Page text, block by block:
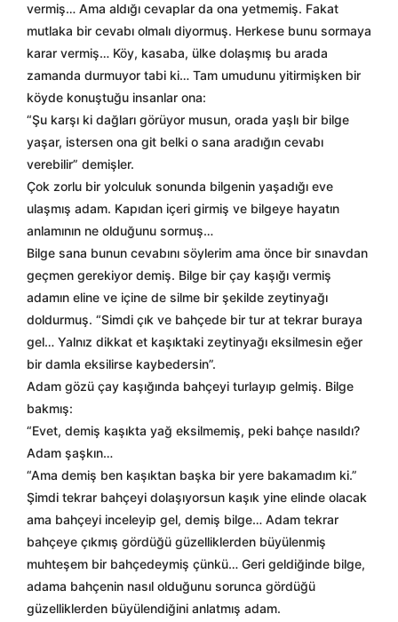
vermiş… Ama aldığı cevaplar da ona yetmemiş. Fakat
mutlaka bir cevabı olmalı diyormuş. Herkese bunu sormaya
karar vermiş… Köy, kasaba, ülke dolaşmış bu arada
zamanda durmuyor tabi ki… Tam umudunu yitirmişken bir
köyde konuştuğu insanlar ona:
“Şu karşı ki dağları görüyor musun, orada yaşlı bir bilge
yaşar, istersen ona git belki o sana aradığın cevabı
verebilir” demişler.
Çok zorlu bir yolculuk sonunda bilgenin yaşadığı eve
ulaşmış adam. Kapıdan içeri girmiş ve bilgeye hayatın
anlamının ne olduğunu sormuş…
Bilge sana bunun cevabını söylerim ama önce bir sınavdan
geçmen gerekiyor demiş. Bilge bir çay kaşığı vermiş
adamın eline ve içine de silme bir şekilde zeytinyağı
doldurmuş. “Simdi çık ve bahçede bir tur at tekrar buraya
gel… Yalnız dikkat et kaşıktaki zeytinyağı eksilmesin eğer
bir damla eksilirse kaybedersin”.
Adam gözü çay kaşığında bahçeyi turlayıp gelmiş. Bilge
bakmış:
“Evet, demiş kaşıkta yağ eksilmemiş, peki bahçe nasıldı?
Adam şaşkın…
“Ama demiş ben kaşıktan başka bir yere bakamadım ki.”
Şimdi tekrar bahçeyi dolaşıyorsun kaşık yine elinde olacak
ama bahçeyi inceleyip gel, demiş bilge… Adam tekrar
bahçeye çıkmış gördüğü güzelliklerden büyülenmiş
muhteşem bir bahçedeymiş çünkü… Geri geldiğinde bilge,
adama bahçenin nasıl olduğunu sorunca gördüğü
güzelliklerden büyülendiğini anlatmış adam.